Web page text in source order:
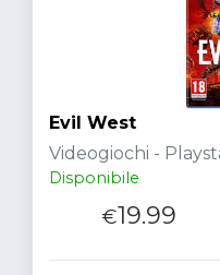
Evil West
Videogiochi -
Disponibile
€19.99